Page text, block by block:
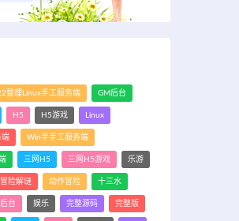
整理Linux手工服务端 GM后台
H5 H5游戏 Linux
端 Win半手工服务端
三网H5 三网H5游戏 乐游
冒险解谜 动作冒险 十三水
后台 娱乐 完整源码 完整版